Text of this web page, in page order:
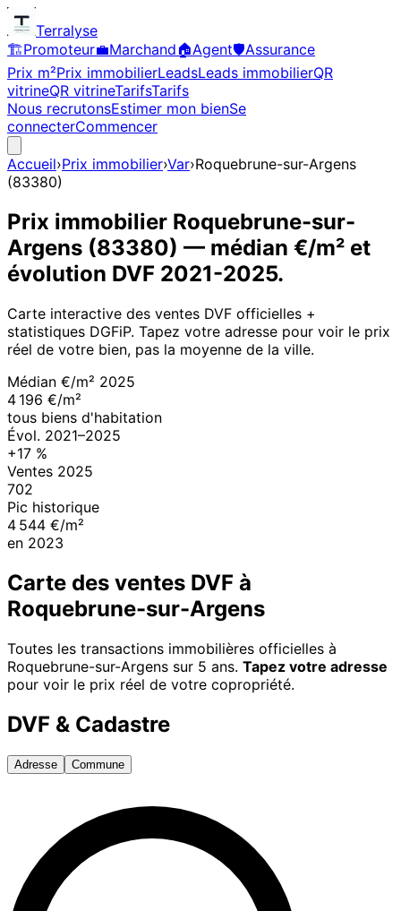
Terralyse
🏗️Promoteur💼Marchand🏠Agent🛡️Assurance
Prix m²Prix immobilierLeadsLeads immobilierQR
vitrineQR vitrineTarifsTarifs
Nous recrutonsEstimer mon bienSe
connecterCommencer
Accueil›Prix immobilier›Var›Roquebrune-sur-Argens
(83380)
Prix immobilier Roquebrune-sur-
Argens (83380) — médian €/m² et
évolution DVF 2021-2025.
Carte interactive des ventes DVF officielles +
statistiques DGFiP. Tapez votre adresse pour voir le prix
réel de votre bien, pas la moyenne de la ville.
Médian €/m² 2025
4 196 €/m²
tous biens d'habitation
Évol. 2021–2025
+17 %
Ventes 2025
702
Pic historique
4 544 €/m²
en 2023
Carte des ventes DVF à
Roquebrune-sur-Argens
Toutes les transactions immobilières officielles à
Roquebrune-sur-Argens sur 5 ans. Tapez votre adresse
pour voir le prix réel de votre copropriété.
DVF & Cadastre
Adresse Commune